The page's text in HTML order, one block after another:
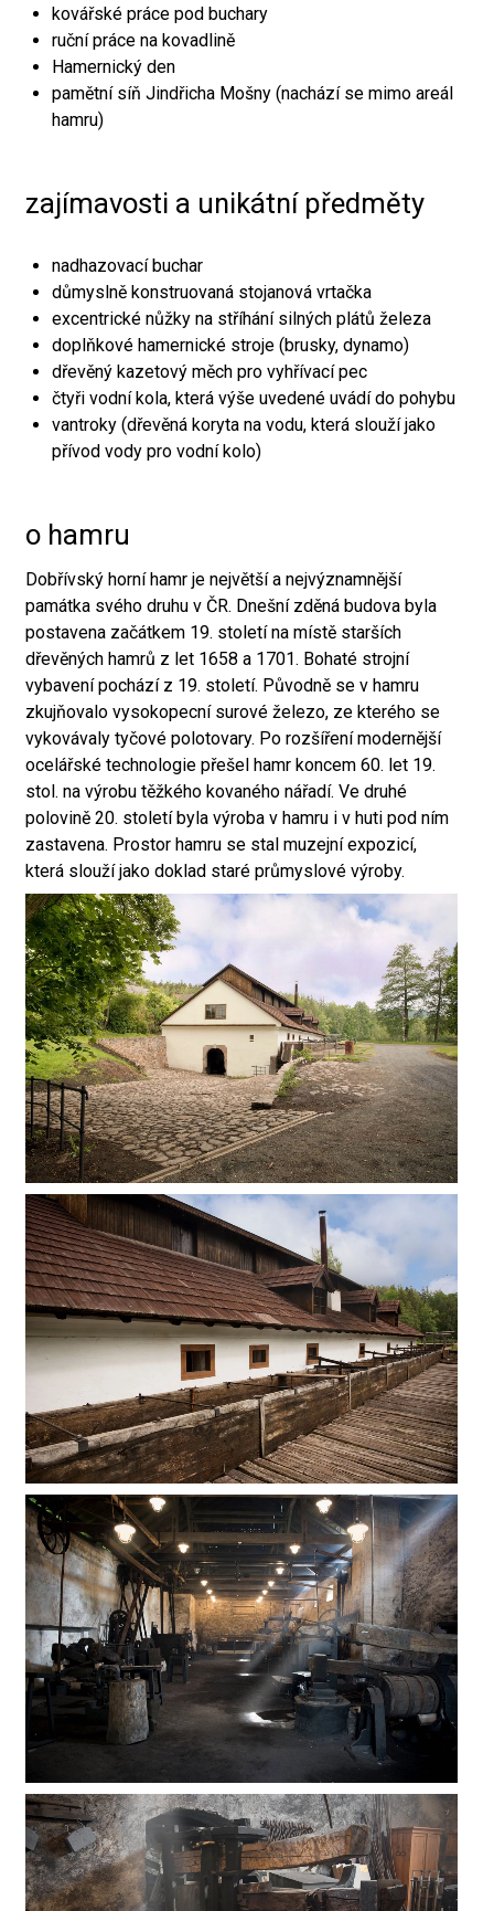
kovářské práce pod buchary
ruční práce na kovadlině
Hamernický den
pamětní síň Jindřicha Mošny (nachází se mimo areál
hamru)
zajímavosti a unikátní předměty
nadhazovací buchar
důmyslně konstruovaná stojanová vrtačka
excentrické nůžky na stříhání silných plátů železa
doplňkové hamernické stroje (brusky, dynamo)
dřevěný kazetový měch pro vyhřívací pec
čtyři vodní kola, která výše uvedené uvádí do pohybu
vantroky (dřevěná koryta na vodu, která slouží jako
přívod vody pro vodní kolo)
o hamru
Dobřívský horní hamr je největší a nejvýznamnější
památka svého druhu v ČR. Dnešní zděná budova byla
postavena začátkem 19. století na místě starších
dřevěných hamrů z let 1658 a 1701. Bohaté strojní
vybavení pochází z 19. století. Původně se v hamru
zkujňovalo vysokopecní surové železo, ze kterého se
vykovávaly tyčové polotovary. Po rozšíření modernější
ocelářské technologie přešel hamr koncem 60. let 19.
stol. na výrobu těžkého kovaného nářadí. Ve druhé
polovině 20. století byla výroba v hamru i v huti pod ním
zastavena. Prostor hamru se stal muzejní expozicí,
která slouží jako doklad staré průmyslové výroby.